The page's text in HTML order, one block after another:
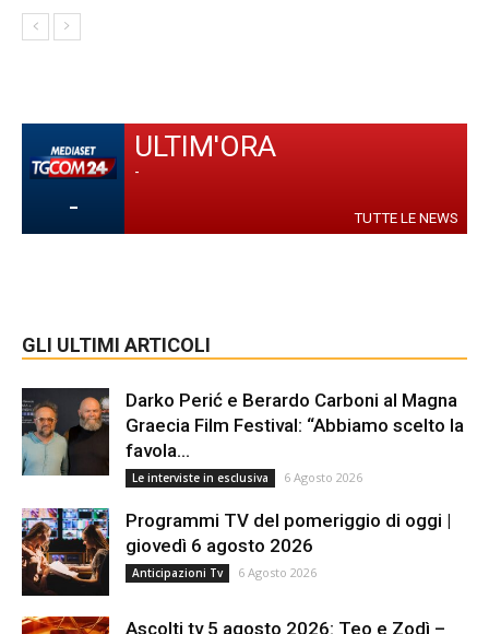
-
ULTIM'ORA
-
TUTTE LE NEWS
GLI ULTIMI ARTICOLI
Darko Perić e Berardo Carboni al Magna
Graecia Film Festival: “Abbiamo scelto la
favola...
Le interviste in esclusiva 6 Agosto 2026
Programmi TV del pomeriggio di oggi |
giovedì 6 agosto 2026
Anticipazioni Tv 6 Agosto 2026
Ascolti tv 5 agosto 2026: Teo e Zodì –